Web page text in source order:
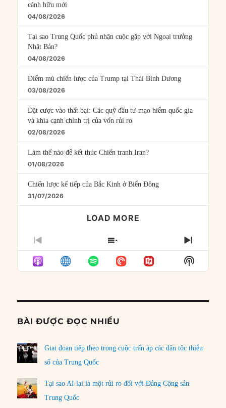
cánh hữu mới
04/08/2026
Tại sao Trung Quốc phủ nhận cuộc gặp với Ngoại trưởng
Nhật Bản?
04/08/2026
Điểm mù chiến lược của Trump tại Thái Bình Dương
03/08/2026
Đặt cược vào thất bại: Các quỹ đầu tư mạo hiểm quốc gia
và khía cạnh chính trị của vốn rủi ro
02/08/2026
Làm thế nào để kết thúc Chiến tranh Iran?
01/08/2026
Chiến lược kế tiếp của Bắc Kinh ở Biển Đông
31/07/2026
LOAD MORE
PREVIOUS
EPISODE
SHOW
EPISODES
LIST
NEXT
Show
Podcast
BÀI ĐƯỢC ĐỌC NHIỀU
Giai đoạn tiếp theo trong cuộc trấn áp các dân tộc thiểu
số của Trung Quốc
Tại sao AI lại là một rủi ro đối với Đảng Cộng sản
Trung Quốc